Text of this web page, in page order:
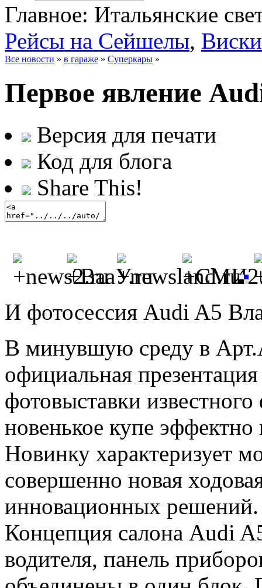
Главное: Итальянские
Рейсы на Сейшелы,
Все новости » в гараже » Суперкары »
Первое явление
Версия для печати
Код для блога
Share This!
И фотосессия Audi A5
В минувшую среду в
официальная
фотовыставки
новенькое купе
Новинку характеризует
совершенно новая
инновационных решений.
Концепция салона Audi
водителя, панель